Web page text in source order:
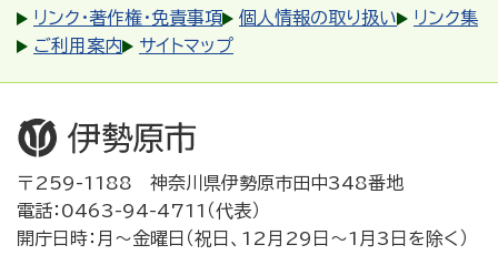
リンク・著作権・免責事項
個人情報の取り扱い
リンク集
ご利用案内
サイトマップ
〒259-1188 神奈川県伊勢原市田中348番地
電話：0463-94-4711（代表）
開庁日時：月～金曜日（祝日、12月29日～1月3日を除く）